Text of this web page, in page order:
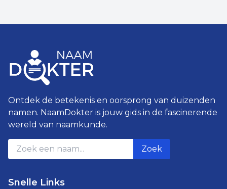
Ontdek de betekenis en oorsprong van duizenden
namen. NaamDokter is jouw gids in de fascinerende
wereld van naamkunde.
Zoek
Snelle Links